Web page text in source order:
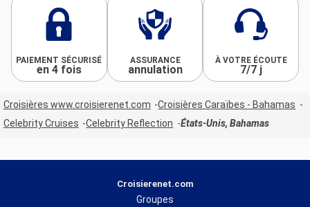
PAIEMENT SÉCURISÉ
en 4 fois
ASSURANCE
annulation
À VOTRE ÉCOUTE
7/7 j
Croisières www.croisierenet.com
Croisières Caraïbes - Bahamas
Celebrity Cruises
Celebrity Reflection États-Unis, Bahamas
Croisierenet.com
Groupes